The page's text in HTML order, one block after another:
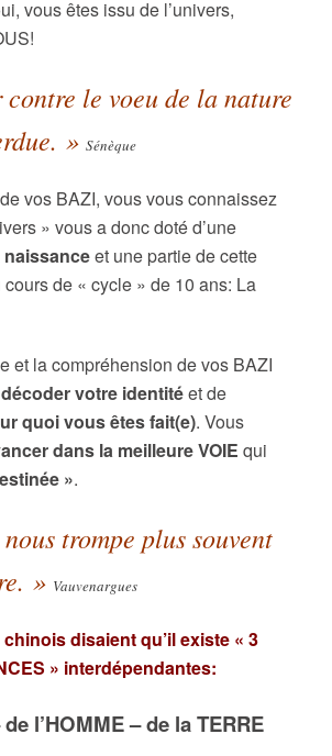
vous êtes issu de l’univers,
le voeu de la nature
»Sénèque
vos BAZI, vous vous connaissez
» vous a doncdoté d’une
naissanceet une partie de cette
de « cycle » de 10 ans: La
et la compréhension de vos BAZI
décoder votre identitéet de
quoi vous êtes fait(e). Vous
dans la meilleure VOIEqui
».
trompe plus souvent
» Vauvenargues
disaient qu’il existe « 3
» interdépendantes:
de l’HOMME–de laTERRE